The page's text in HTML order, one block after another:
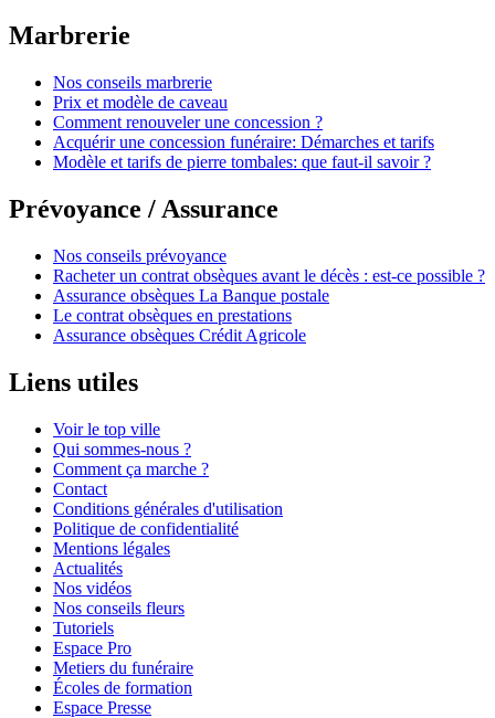
Marbrerie
Nos conseils marbrerie
Prix et modèle de caveau
Comment renouveler une concession ?
Acquérir une concession funéraire: Démarches et tarifs
Modèle et tarifs de pierre tombales: que faut-il savoir ?
Prévoyance / Assurance
Nos conseils prévoyance
Racheter un contrat obsèques avant le décès : est-ce possible ?
Assurance obsèques La Banque postale
Le contrat obsèques en prestations
Assurance obsèques Crédit Agricole
Liens utiles
Voir le top ville
Qui sommes-nous ?
Comment ça marche ?
Contact
Conditions générales d'utilisation
Politique de confidentialité
Mentions légales
Actualités
Nos vidéos
Nos conseils fleurs
Tutoriels
Espace Pro
Metiers du funéraire
Écoles de formation
Espace Presse